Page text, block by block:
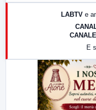
17:00
LABTV e
E